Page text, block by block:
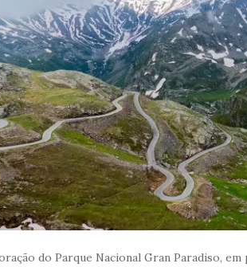
do Parque Nacional Gran Paradiso,